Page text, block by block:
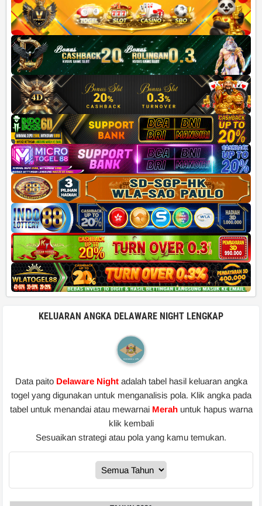
KELUARAN ANGKA DELAWARE NIGHT LENGKAP
Data paito Delaware Night adalah tabel hasil keluaran angka
togel yang digunakan untuk menganalisis pola. Klik angka pada
tabel untuk menandai atau mewarnai Merahuntuk hapus warna
klik kembali
Sesuaikan strategi atau pola yang kamu temukan.